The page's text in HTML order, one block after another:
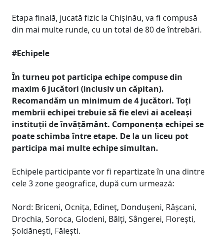
Etapa finală, jucată fizic la Chișinău, va fi compusă
din mai multe runde, cu un total de 80 de întrebări.
#Echipele
În turneu pot participa echipe compuse din
maxim 6 jucători (inclusiv un căpitan).
Recomandăm un minimum de 4 jucători. Toți
membrii echipei trebuie să fie elevi ai aceleași
instituții de învățământ. Componența echipei se
poate schimba între etape. De la un liceu pot
participa mai multe echipe simultan.
Echipele participante vor fi repartizate în una dintre
cele 3 zone geografice, după cum urmează:
Nord: Briceni, Ocnița, Edineț, Dondușeni, Râșcani,
Drochia, Soroca, Glodeni, Bălți, Sângerei, Florești,
Șoldănești, Fălești.